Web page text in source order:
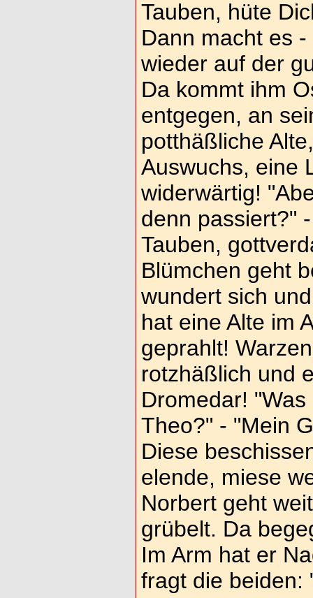
Tauben, hüte
Dann macht es
wieder auf der
Da kommt ihm
entgegen, an
potthäßliche
Auswuchs, eine
widerwärtig!
denn passiert?"
Tauben,
Blümchen geht
wundert sich
hat eine Alte im
geprahlt!
rotzhäßlich und
Dromedar!
Theo?" - "Mein
Diese
elende, miese
Norbert geht
grübelt. Da
Im Arm hat er
fragt die beiden: